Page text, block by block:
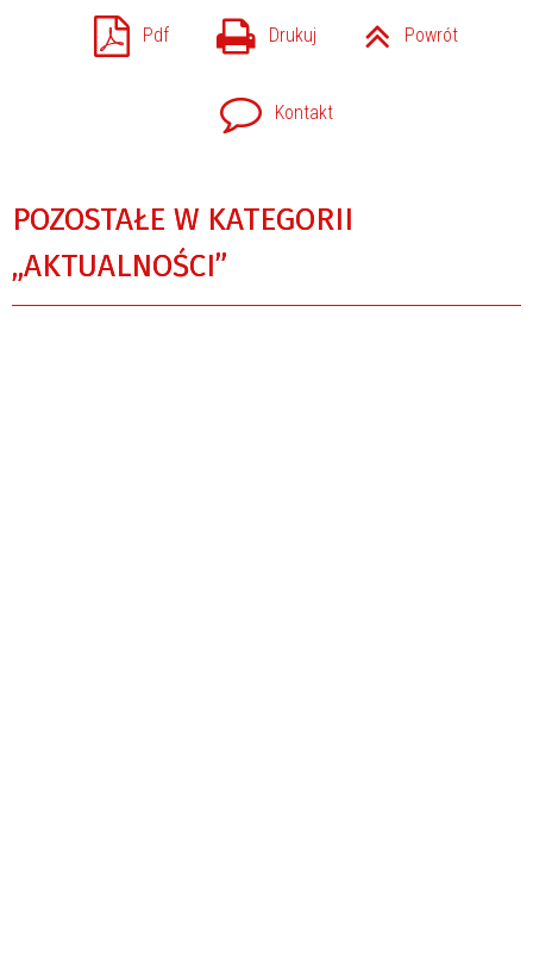
Pdf Drukuj Powrót
Kontakt
POZOSTAŁE W KATEGORII
„AKTUALNOŚCI”